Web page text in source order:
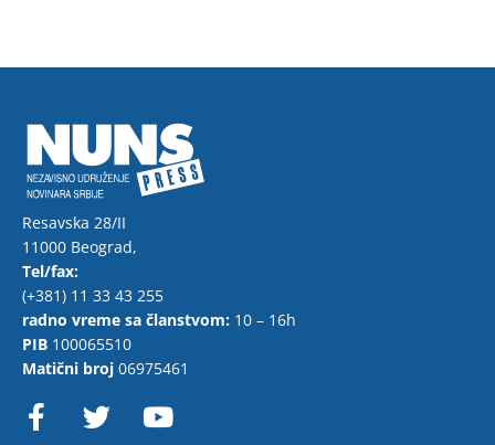
Resavska 28/II
11000 Beograd,
Tel/fax:
(+381) 11 33 43 255
radno vreme sa članstvom: 10 – 16h
PIB 100065510
Matični broj 06975461
F
a w o